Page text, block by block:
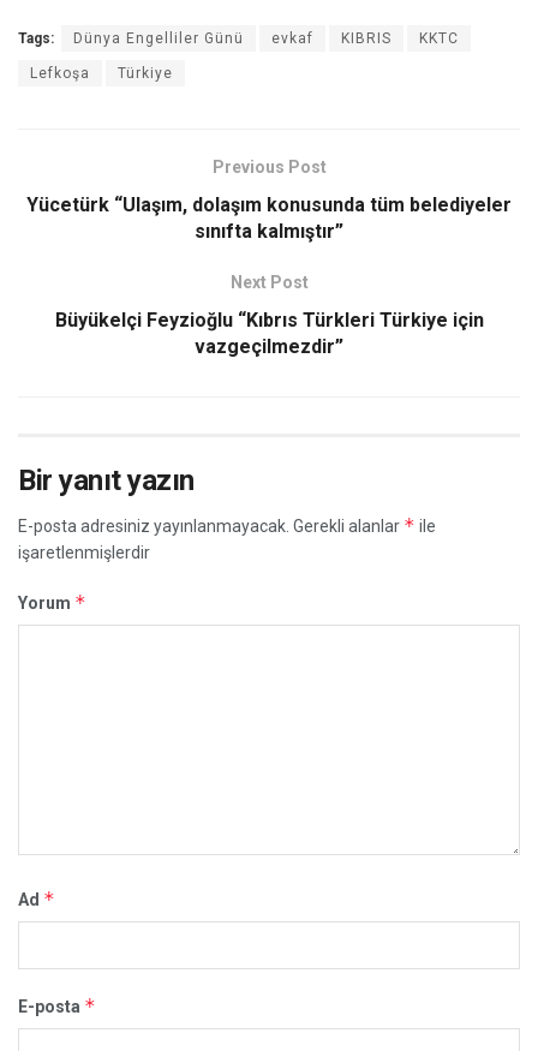
Tags: Dünya Engelliler Günü evkaf KIBRIS KKTC
Lefkoşa Türkiye
Previous Post
Yücetürk “Ulaşım, dolaşım konusunda tüm belediyeler
sınıfta kalmıştır”
Next Post
Büyükelçi Feyzioğlu “Kıbrıs Türkleri Türkiye için
vazgeçilmezdir”
Bir yanıt yazın
E-posta adresiniz yayınlanmayacak. Gerekli alanlar * ile
işaretlenmişlerdir
Yorum *
Ad *
E-posta *